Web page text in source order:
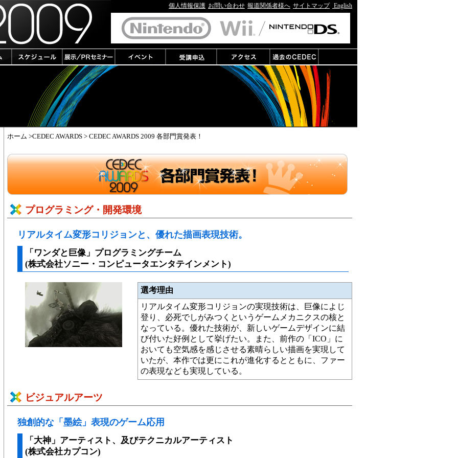
個人情報保護 お問い合わせ 報道関係者様へ サイトマップ English
ホーム >CEDEC AWARDS > CEDEC AWARDS 2009 各部門賞発表！
プログラミング・開発環境
リアルタイム変形コリジョンと、優れた描画表現技術。
「ワンダと巨像」プログラミングチーム
(株式会社ソニー・コンピュータエンタテインメント)
選考理由
リアルタイム変形コリジョンの実現技術は、巨像によじ
登り、必死でしがみつくというゲームメカニクスの核と
なっている。優れた技術が、新しいゲームデザインに結
び付いた好例として挙げたい。また、前作の「ICO」に
おいても空気感を感じさせる素晴らしい描画を実現して
いたが、本作では更にこれが進化するとともに、ファー
の表現なども実現している。
ビジュアルアーツ
独創的な「墨絵」表現のゲーム応用
「大神」アーティスト、及びテクニカルアーティスト
(株式会社カプコン)